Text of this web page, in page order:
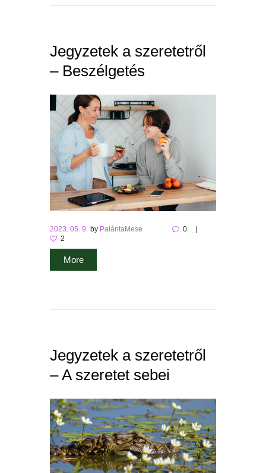
Jegyzetek a szeretetről
– Beszélgetés
2023. 05. 9. by PalántaMese
0
2
More
Jegyzetek a szeretetről
– A szeretet sebei